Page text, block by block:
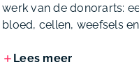
werk van de donorarts:
bloed, cellen, weefsels
Lees meer